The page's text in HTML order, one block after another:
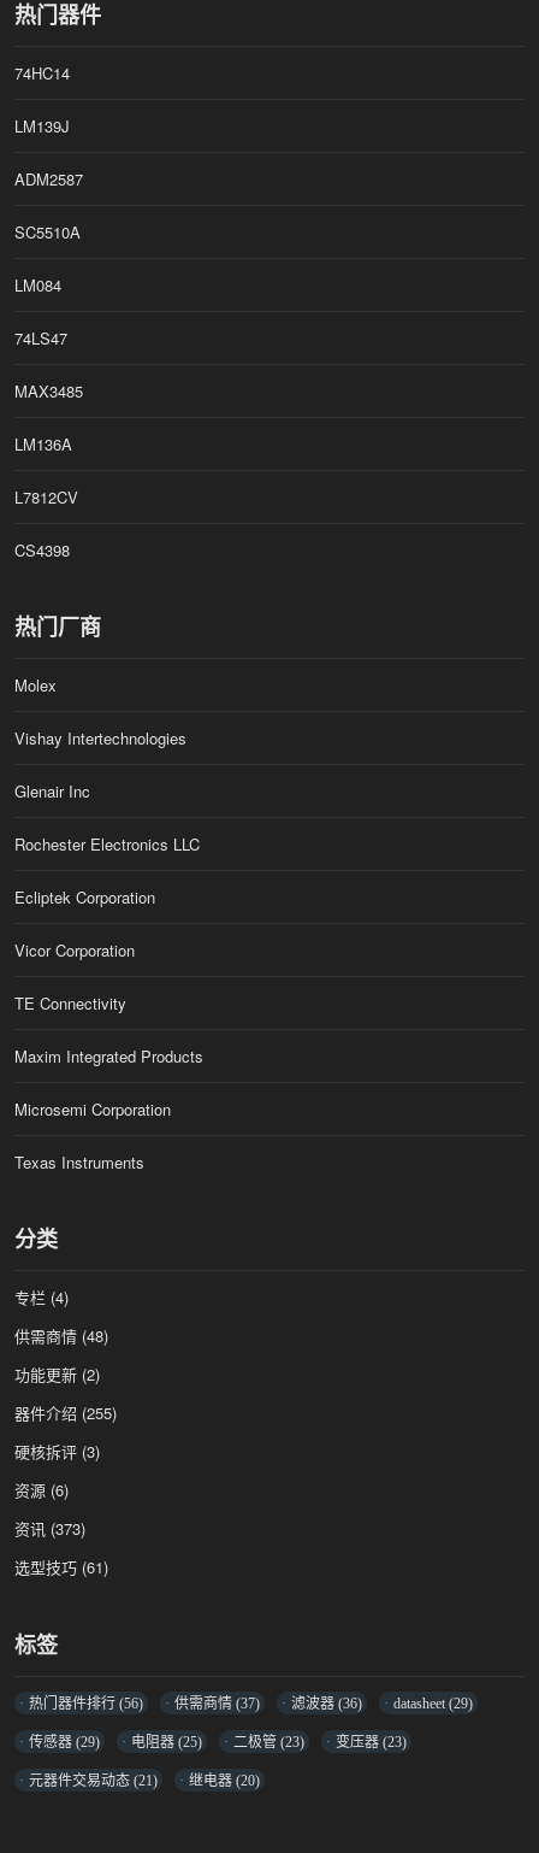
热门器件
74HC14
LM139J
ADM2587
SC5510A
LM084
74LS47
MAX3485
LM136A
L7812CV
CS4398
热门厂商
Molex
Vishay Intertechnologies
Glenair Inc
Rochester Electronics LLC
Ecliptek Corporation
Vicor Corporation
TE Connectivity
Maxim Integrated Products
Microsemi Corporation
Texas Instruments
分类
专栏 (4)
供需商情 (48)
功能更新 (2)
器件介绍 (255)
硬核拆评 (3)
资源 (6)
资讯 (373)
选型技巧 (61)
标签
热门器件排行(56) 供需商情(37) 滤波器(36) datasheet(29)
传感器(29) 电阻器(25) 二极管 (23) 变压器(23)
元器件交易动态(21) 继电器(20)